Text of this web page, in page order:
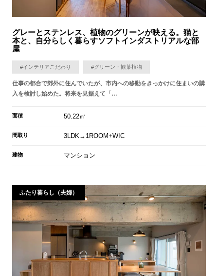
グレーとステンレス、植物のグリーンが映える。猫と
本と、自分らしく暮らすソフトインダストリアルな部
屋
#インテリアこだわり #グリーン・観葉植物
仕事の都合で郊外に住んでいたが、市内への移動をきっかけに住まいの購
入を検討し始めた。将来を見据えて「…
面積 50.22㎡
間取り 3LDK→1ROOM+WIC
建物 マンション
ふたり暮らし（夫婦）